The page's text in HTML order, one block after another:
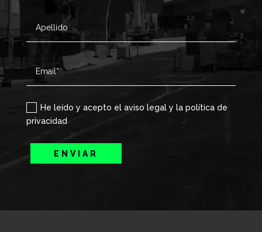
He leído y acepto el aviso legal y la política de
privacidad
ENVIAR